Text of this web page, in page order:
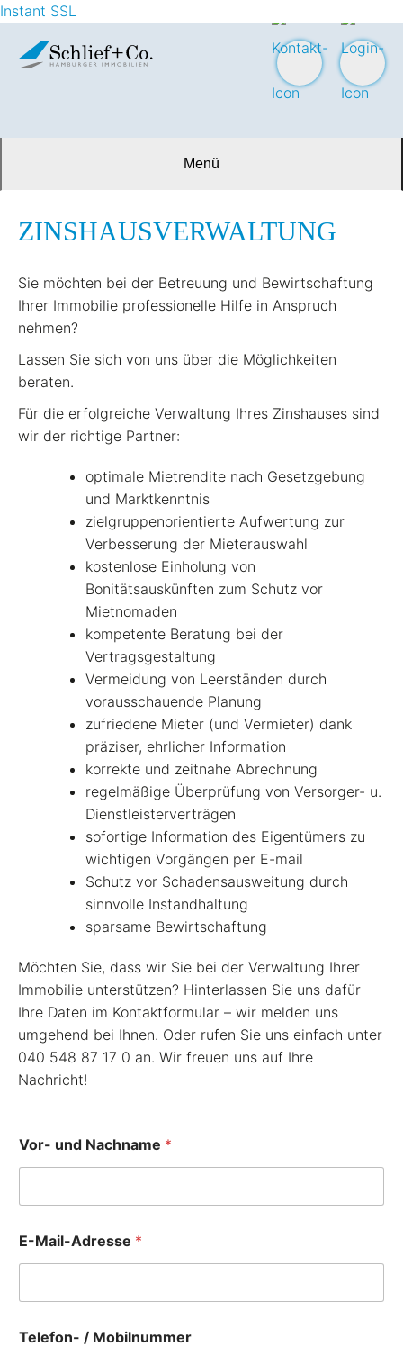
Instant SSL
Menü
ZINSHAUSVERWALTUNG
Sie möchten bei der Betreuung und Bewirtschaftung
Ihrer Immobilie professionelle Hilfe in Anspruch
nehmen?
Lassen Sie sich von uns über die Möglichkeiten
beraten.
Für die erfolgreiche Verwaltung Ihres Zinshauses sind
wir der richtige Partner:
optimale Mietrendite nach Gesetzgebung
und Marktkenntnis
zielgruppenorientierte Aufwertung zur
Verbesserung der Mieterauswahl
kostenlose Einholung von
Bonitätsauskünften zum Schutz vor
Mietnomaden
kompetente Beratung bei der
Vertragsgestaltung
Vermeidung von Leerständen durch
vorausschauende Planung
zufriedene Mieter (und Vermieter) dank
präziser, ehrlicher Information
korrekte und zeitnahe Abrechnung
regelmäßige Überprüfung von Versorger- u.
Dienstleisterverträgen
sofortige Information des Eigentümers zu
wichtigen Vorgängen per E-mail
Schutz vor Schadensausweitung durch
sinnvolle Instandhaltung
sparsame Bewirtschaftung
Möchten Sie, dass wir Sie bei der Verwaltung Ihrer
Immobilie unterstützen? Hinterlassen Sie uns dafür
Ihre Daten im Kontaktformular – wir melden uns
umgehend bei Ihnen. Oder rufen Sie uns einfach unter
040 548 87 17 0 an. Wir freuen uns auf Ihre
Nachricht!
Vor- und Nachname *
E-Mail-Adresse *
Telefon- / Mobilnummer